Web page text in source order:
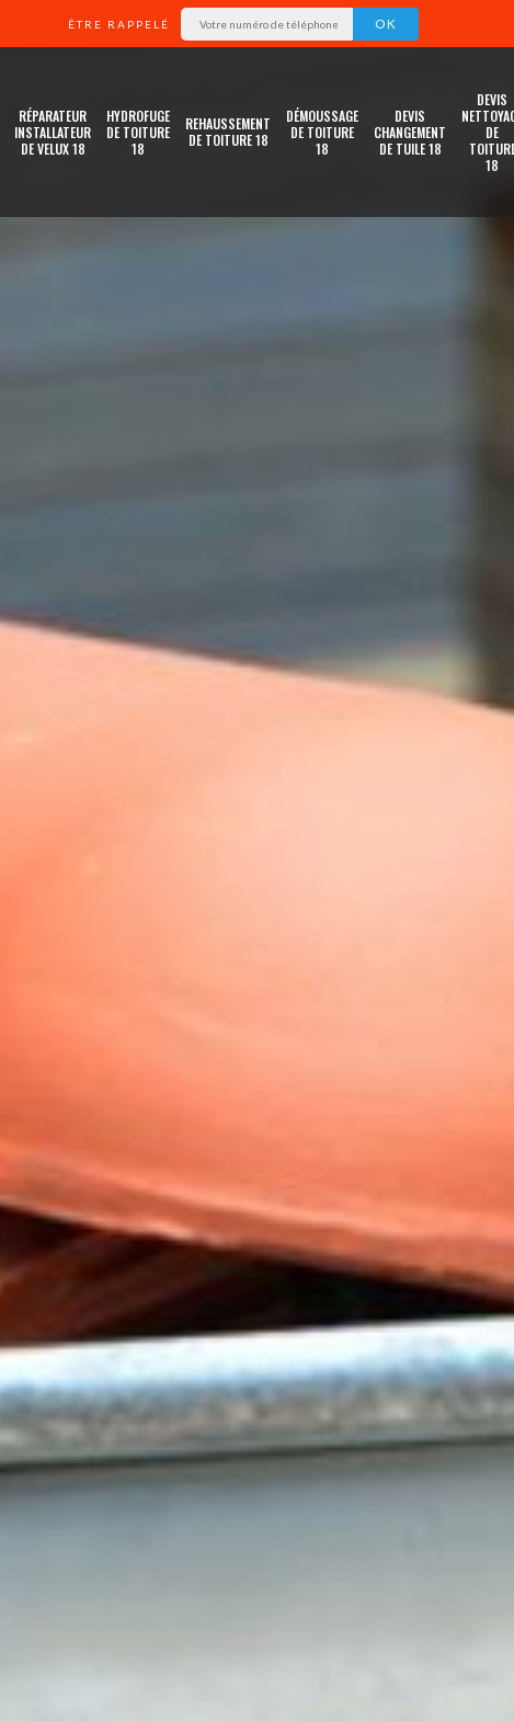
ÊTRE RAPPELÉ
RÉPARATEUR
INSTALLATEUR
DE VELUX 18
HYDROFUGE
DE TOITURE
18
REHAUSSEMENT
DE TOITURE 18
DÉMOUSSAGE
DE TOITURE
18
DEVIS
CHANGEMENT
DE TUILE 18
DEVIS
DE
18